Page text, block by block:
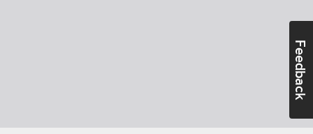
Feedback